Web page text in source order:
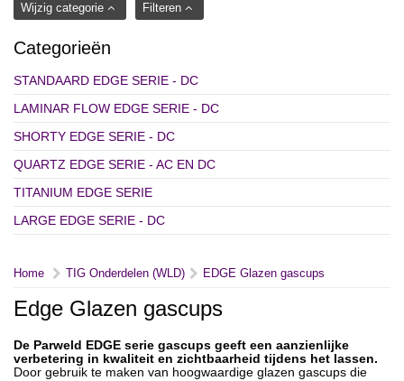
Wijzig categorie Filteren
Categorieën
STANDAARD EDGE SERIE - DC
LAMINAR FLOW EDGE SERIE - DC
SHORTY EDGE SERIE - DC
QUARTZ EDGE SERIE - AC EN DC
TITANIUM EDGE SERIE
LARGE EDGE SERIE - DC
Home TIG Onderdelen (WLD) EDGE Glazen gascups
Edge Glazen gascups
De Parweld EDGE serie gascups geeft een aanzienlijke
verbetering in kwaliteit en zichtbaarheid tijdens het lassen.
Door gebruik te maken van hoogwaardige glazen gascups die